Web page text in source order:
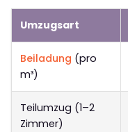
Umzugsart
Beiladung (pro
m³)
Teilumzug (1–2
Zimmer)